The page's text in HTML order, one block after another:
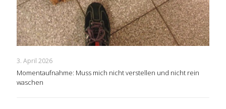
3. April 2026
Momentaufnahme: Muss mich nicht verstellen und nicht rein
waschen